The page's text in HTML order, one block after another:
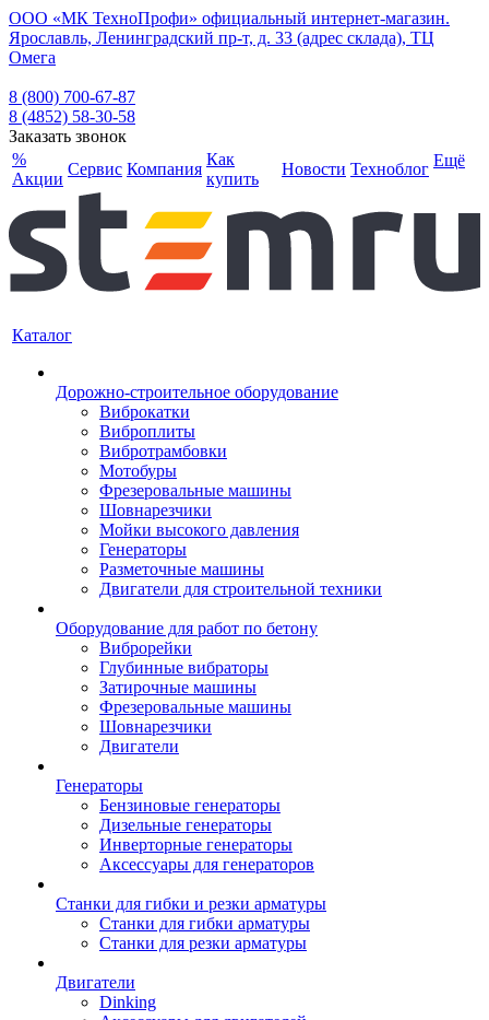
ООО «МК ТехноПрофи» официальный интернет-магазин.
Ярославль, Ленинградский пр-т, д. 33 (адрес склада), ТЦ
Омега
8 (800) 700-67-87
8 (4852) 58-30-58
Заказать звонок
%
Акции
Сервис Компания
Как
купить
Новости Техноблог Ещё
Каталог
Дорожно-строительное оборудование
Виброкатки
Виброплиты
Вибротрамбовки
Мотобуры
Фрезеровальные машины
Шовнарезчики
Мойки высокого давления
Генераторы
Разметочные машины
Двигатели для строительной техники
Оборудование для работ по бетону
Виброрейки
Глубинные вибраторы
Затирочные машины
Фрезеровальные машины
Шовнарезчики
Двигатели
Генераторы
Бензиновые генераторы
Дизельные генераторы
Инверторные генераторы
Аксессуары для генераторов
Станки для гибки и резки арматуры
Станки для гибки арматуры
Станки для резки арматуры
Двигатели
Dinking